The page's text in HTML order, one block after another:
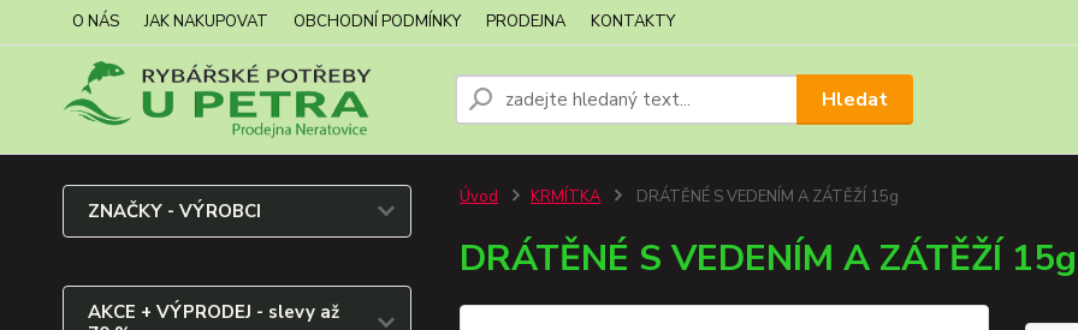
O NÁS JAK NAKUPOVAT OBCHODNÍ PODMÍNKY PRODEJNA KONTAKTY
Hledat
ZNAČKY - VÝROBCI
AKCE + VÝPRODEJ - slevy až
Úvod KRMÍTKA DRÁTĚNÉ S VEDENÍM A ZÁTĚŽÍ 15g
DRÁTĚNÉ S VEDENÍM A ZÁTĚŽÍ 15g